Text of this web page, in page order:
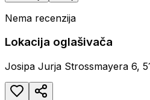
Nema recenzija
Lokacija oglašivača
Josipa Jurja Strossmayera 6,